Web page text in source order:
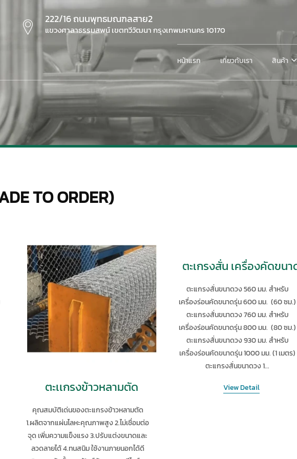
222/16 ถนนพุทธมณฑลสาย2
แขวงศาลาธรรมสพน์ เขตทวีวัฒนา กรุงเทพมหานคร 10170
หน้าแรก เกี่ยวกับเรา สินค้า
TO ORDER)
ตะเเกรงข้าวหลามตัด
คุณสมบัติเด่นของตะแกรงข้าวหลามตัด
1.ผลิตจากแผ่นโลหะคุณภาพสูง 2.ไม่เชื่อมต่อ
จุด เพิ่มความแข็งแรง 3.ปรับแต่งขนาดและ
ลวดลายได้ 4.ทนสนิม ใช้งานภายนอกได้ดี
ตะเกรงสั่น เครื่องคัดขนา
ตะแกรงสั่นขนาดวง 560 มม. สำหรับ
เครื่องร่อนคัดขนาดรุ่น 600 มม. (60 ซม.)
ตะแกรงสั่นขนาดวง 760 มม. สำหรับ
เครื่องร่อนคัดขนาดรุ่น 800 มม. (80 ซม.)
ตะแกรงสั่นขนาดวง 930 มม. สำหรับ
เครื่องร่อนคัดขนาดรุ่น 1000 มม. (1 เมตร)
ตะแกรงสั่นขนาดวง 1...
View Detail